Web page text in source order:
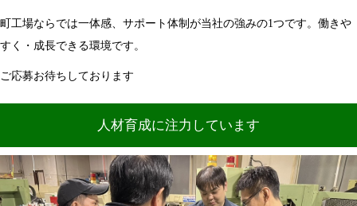
町工場ならでは一体感、サポート体制が当社の強みの1つです。働きや
すく・成長できる環境です。
ご応募お待ちしております
人材育成に注力しています